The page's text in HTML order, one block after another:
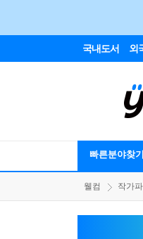
국내도서 외
빠른분야찾기
웰컴 작가